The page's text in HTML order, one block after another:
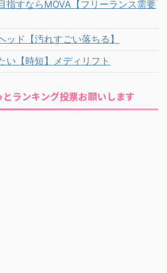
指すならMOVA【フリーランス需要
ッド【汚れすごい落ちる】
い【時短】メディリフト
ランキング投票お願いします